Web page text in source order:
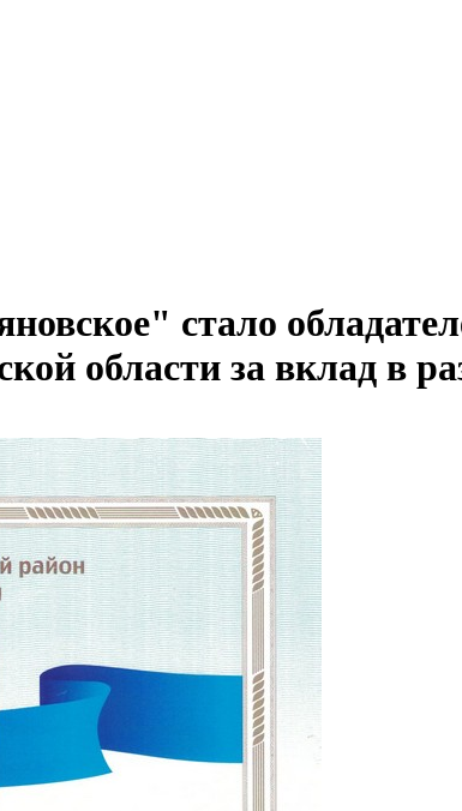
стало
области за вклад в